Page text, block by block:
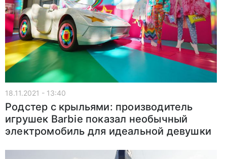
18.11.2021 - 13:40
Родстер с крыльями: производитель
игрушек Barbie показал необычный
электромобиль для идеальной девушки